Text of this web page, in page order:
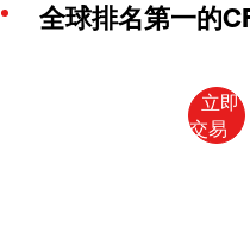
全球排名第一的